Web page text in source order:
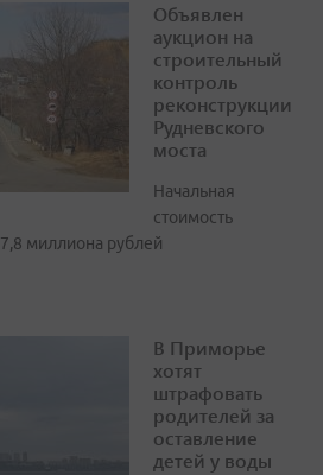
Объявлен
аукцион на
строительный
контроль
реконструкции
Рудневского
моста
Начальная
стоимость
миллиона рублей
В Приморье
хотят
штрафовать
родителей за
оставление
детей у воды